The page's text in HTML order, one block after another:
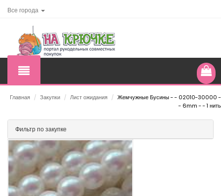
Все города
Главная / Закупки / Лист ожидания / Жемчужные Бусины - - 02010-30000 -
- 6mm - - 1 нить
Фильтр по закупке